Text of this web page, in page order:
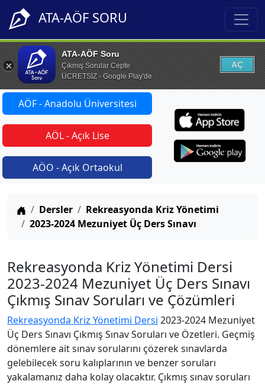
ATA-AÖF SORU
ATA-AÖF Soru
Çıkmış Sorular Cepte
ÜCRETSİZ - Google Play'de
AÇ
AÖF - Anadolu Üniversitesi
AÖL - Açık Lise
AÖO - Açık Ortaokul
Anasayfa
Dersler
Rekreasyonda Kriz Yönetimi
2023-2024 Mezuniyet Üç Ders Sınavı
Rekreasyonda Kriz Yönetimi Dersi
2023-2024 Mezuniyet Üç Ders Sınavı
Çıkmış Sınav Soruları ve Çözümleri
Rekreasyonda Kriz Yönetimi Dersi 2023-2024 Mezuniyet
Üç Ders Sınavı Çıkmış Sınav Soruları ve Özetleri. Geçmiş
dönemlere ait sınav sorularını çözerek sınavlarda
gelebilecek soru kalıplarının ve benzer soruları
yakalamanız daha kolay olacaktır. Çıkmış sınav soruları